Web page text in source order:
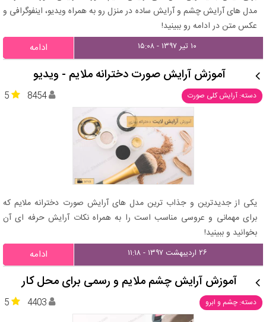
مدل های آرایش چشم و آرایش ساده در منزل رو به همراه ویدیو، اینفوگرافی و
عکس متن در ادامه رو ببینید!
۱۰ تیر ۱۳۹۷ - ۱۵:۰۸ ادامه
آموزش آرایش صورت دخترانه ملایم - ویدیو
دسته: آرایش کلی صورت 5 8454
یکی از جدیدترین و جذاب ترین مدل های آرایش صورت دخترانه ملایم که
برای مهمانی و عروسی مناسب است را به همراه نکات آرایش حرفه ای آن
بخوانید و ببینید!
۲۶ اردیبهشت ۱۳۹۷ - ۱۱:۱۸ ادامه
آموزش آرایش چشم ملایم و رسمی برای محل کار
دسته: چشم و ابرو 5 4403